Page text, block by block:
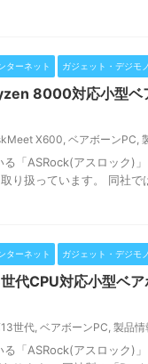
ターネット ガジェット・デジモノ
8000対応小型ベ
X600, ベアボーンPC,
「ASRock(アスロック)」
り扱っています。 同社
ターネット ガジェット・デジモノ
代CPU対応小型ベア
世代, ベアボーンPC, 製品情
「ASRock(アスロック)」